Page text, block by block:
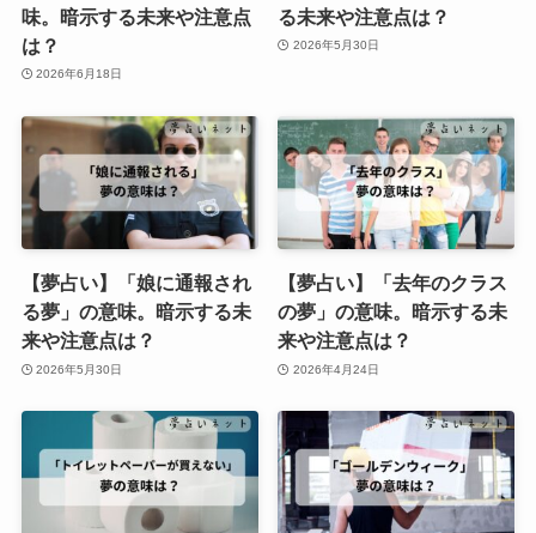
味。暗示する未来や注意点
は？
2026年6月18日
る未来や注意点は？
2026年5月30日
【夢占い】「娘に通報され
る夢」の意味。暗示する未
来や注意点は？
2026年5月30日
【夢占い】「去年のクラス
の夢」の意味。暗示する未
来や注意点は？
2026年4月24日